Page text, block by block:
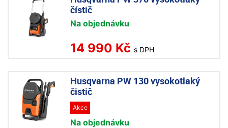
čístič
Na objednávku
14 990 Kč s DPH
Husqvarna PW 130 vysokotlaký
čistič
Akce
Na objednávku